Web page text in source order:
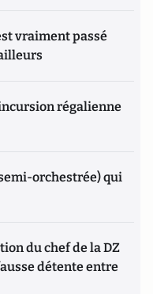
vraiment passé
régalienne
orchestrée) qui
du chef de la DZ
détente entre